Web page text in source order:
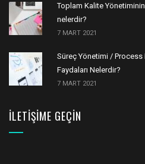
Toplam Kalite
nelerdir?
7 MART 2021
Süreç Yönetimi / Process
Faydaları Nelerdir?
7 MART 2021
İLETIŞIME GEÇIN